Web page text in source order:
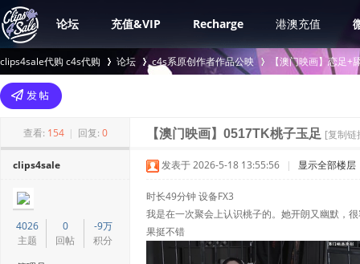
论坛 充值&VIP Recharge 港澳充值
clips4sale代购 c4s代购
>
论坛 c4s系原创作者作品公映
›
【澳门映画】恋足+
查看: 154 | 回复: 0 【澳门映画】0517TK桃子玉足 [复制链
clips4sale
4026
主题
0
回帖
-9万
积分
发表于 2026-5-18 13:55:56 | 显示全部楼层
时长49分钟 设备FX3
我是在一次聚会上认识桃子的。她开朗又幽默，
果挺不错